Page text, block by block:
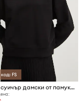
FS
HUGO суичър дамски от памук Daxandria